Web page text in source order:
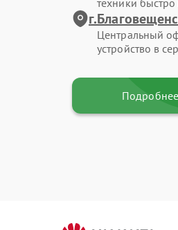
Центральный
устройство в